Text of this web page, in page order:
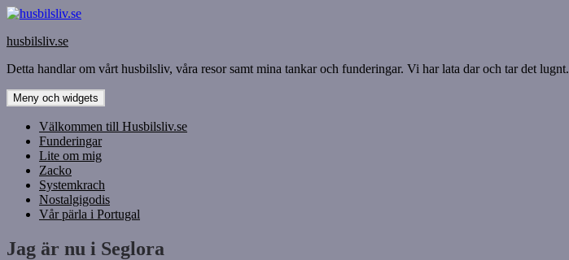
Hoppa
innehåll
husbilsliv.se
Detta handlar om vårt husbilsliv, våra resor samt mina tankar och funderingar. Vi har lata dar och tar det lugnt.
Meny och widgets
Välkommen till Husbilsliv.se
Funderingar
Lite om mig
Zacko
Systemkrach
Nostalgigodis
Vår pärla i Portugal
Jag är nu i Seglora